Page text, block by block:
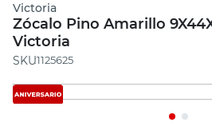
Victoria
Zócalo Pino Amarillo
Victoria
:1125625
puertas
placard